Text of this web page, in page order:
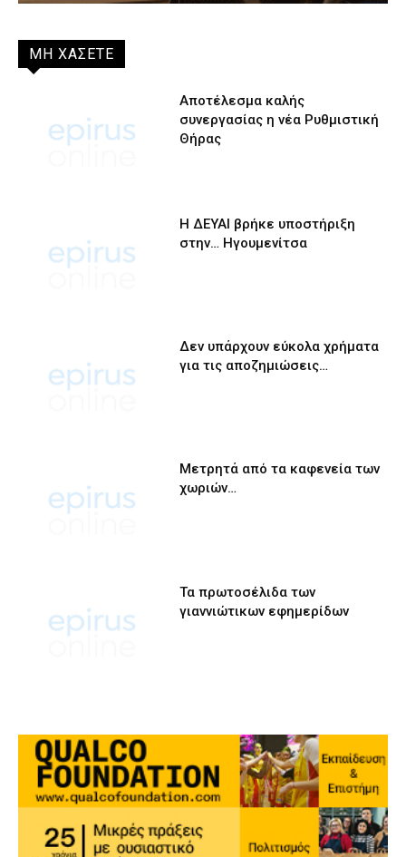
ΜΗ ΧΑΣΕΤΕ
Αποτέλεσμα καλής
συνεργασίας η νέα Ρυθμιστική
Θήρας
Η ΔΕΥΑΙ βρήκε υποστήριξη
στην… Ηγουμενίτσα
Δεν υπάρχουν εύκολα χρήματα
για τις αποζημιώσεις…
Μετρητά από τα καφενεία των
χωριών…
Τα πρωτοσέλιδα των
γιαννιώτικων εφημερίδων